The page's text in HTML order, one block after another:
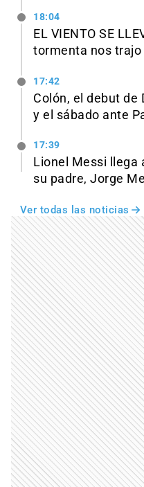
18:04
EL VIENTO SE
tormenta nos trajo
17:42
Colón, el debut de
y el sábado ante
17:39
Lionel Messi llega
su padre, Jorge
Ver todas las noticias